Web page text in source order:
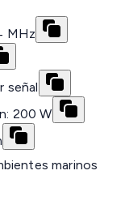
MHz
señal
200 W
marinos